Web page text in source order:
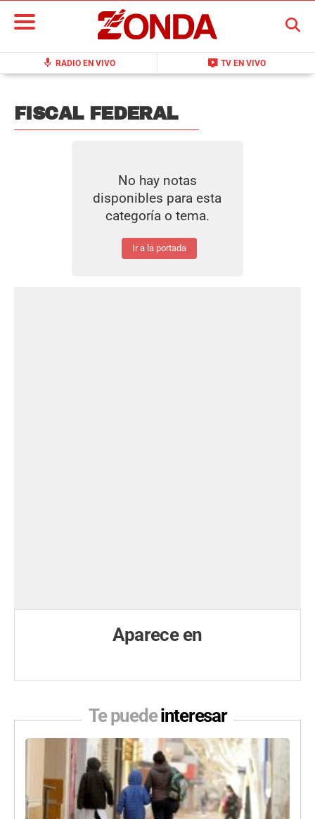
mic RADIO EN VIVO live_tv TV EN VIVO
BUSCAR
FISCAL FEDERAL
No hay notas
disponibles para esta
categoría o tema.
Ir a la portada
Aparece en
Te puedeinteresar